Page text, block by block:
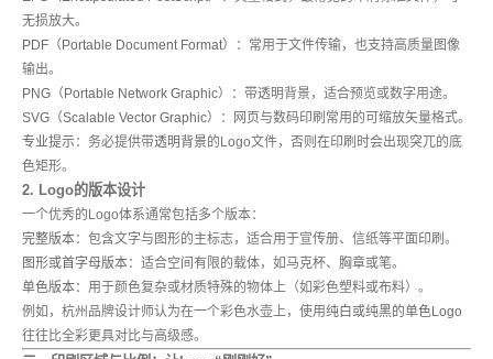
无损放大。
PDF（Portable Document Format）
：常用于文件传输，也支持高质量图像
输出。
PNG（Portable Network Graphic）
：带透明背景，适合预览或数字用途。
SVG（Scalable Vector Graphic）
：网页与数码印刷常用的可缩放矢量格式。
专业提示：务必提供带透明背景的Logo文件，否则在印刷时会出现突兀的底
色矩形。
2. Logo的版本设计
一个优秀的Logo体系通常包括多个版本：
完整版本：包含文字与图形的主标志，适合用于宣传册、信纸等平面印刷。
图形或首字母版本：适合空间有限的载体，如马克杯、胸章或笔。
单色版本：用于颜色复杂或材质特殊的物体上（如彩色塑料或布料）。
例如，杭州品牌设计师认为在一个彩色水壶上，使用纯白或纯黑的单色Logo
往往比全彩更具对比与高级感。